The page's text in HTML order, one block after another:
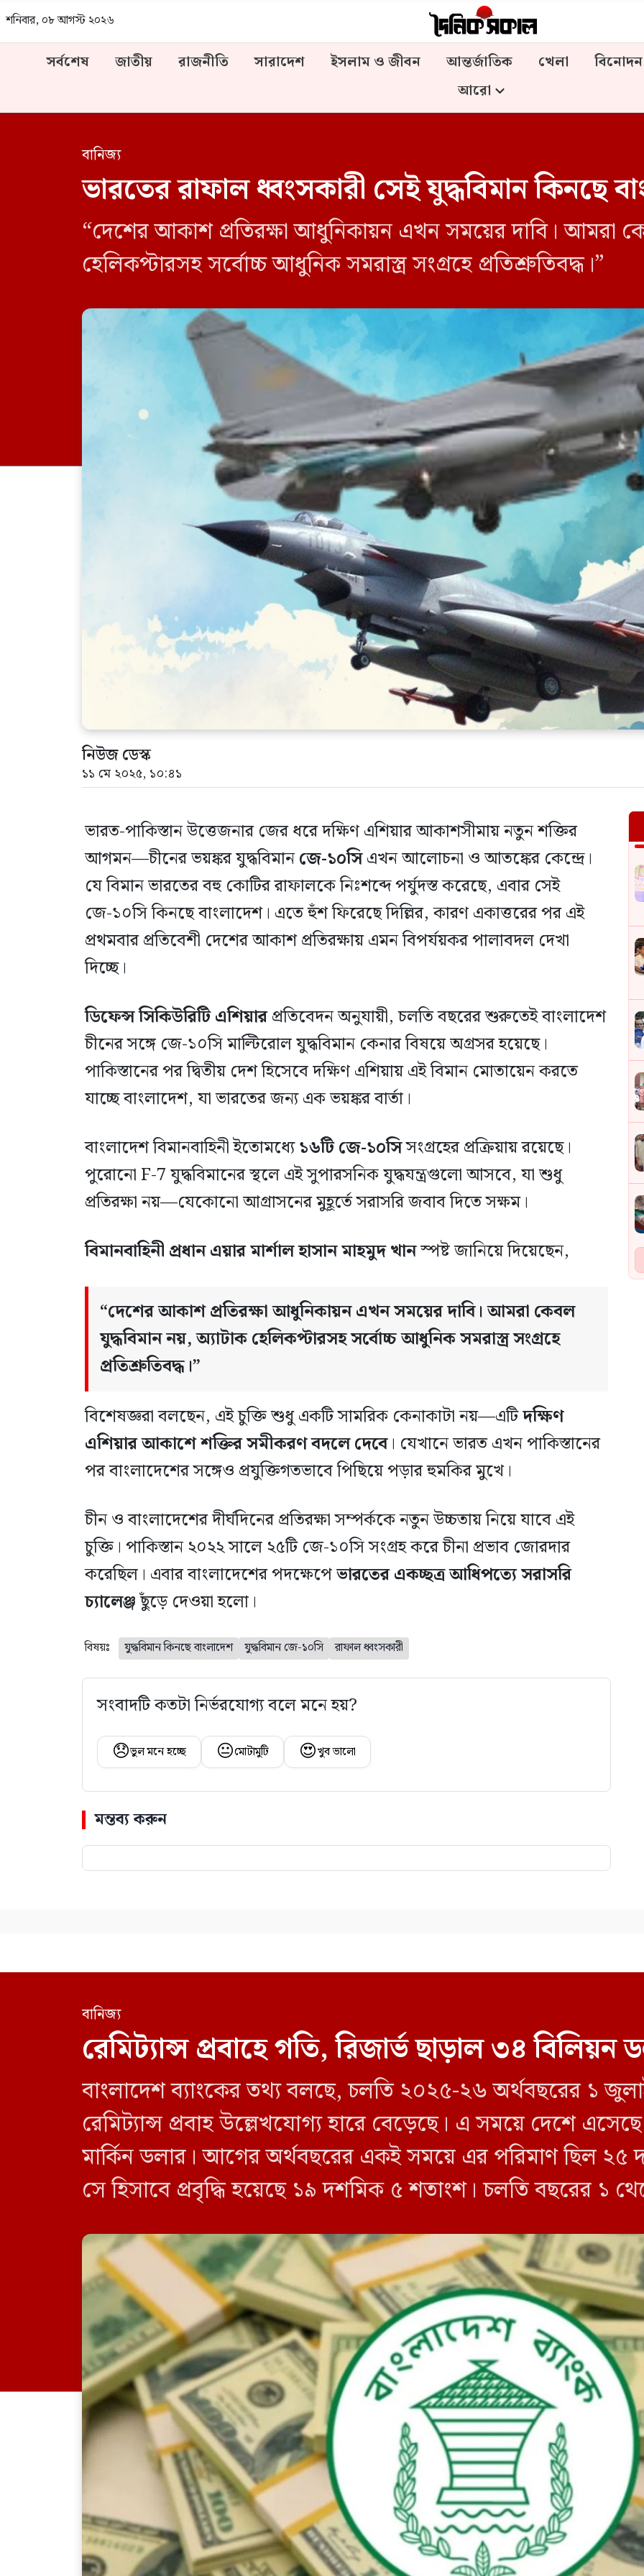
শনিবার, ০৮ আগস্ট ২০২৬
সর্বশেষ জাতীয় রাজনীতি সারাদেশ ইসলাম ও জীবন আন্তর্জাতিক খেলা বিনোদন
আরো
বানিজ্য
ভারতের রাফাল ধ্বংসকারী সেই যুদ্ধবিমান কিনছে
“দেশের আকাশ প্রতিরক্ষা আধুনিকায়ন এখন সময়ের দাবি। আমরা
হেলিকপ্টারসহ সর্বোচ্চ আধুনিক সমরাস্ত্র সংগ্রহে প্রতিশ্রুতিবদ্ধ।”
নিউজ ডেস্ক
১১ মে ২০২৫, ১০:৪১
ভারত-পাকিস্তান উত্তেজনার জের ধরে দক্ষিণ এশিয়ার আকাশসীমায় নতুন শক্তির
আগমন—চীনের ভয়ঙ্কর যুদ্ধবিমানজে-১০সিএখন আলোচনা ও আতঙ্কের কেন্দ্রে।
যে বিমান ভারতের বহু কোটির রাফালকে নিঃশব্দে পর্যুদস্ত করেছে, এবার সেই
জে-১০সি কিনছে বাংলাদেশ। এতে হুঁশ ফিরেছে দিল্লির, কারণ একাত্তরের পর এই
প্রথমবার প্রতিবেশী দেশের আকাশ প্রতিরক্ষায় এমন বিপর্যয়কর পালাবদল দেখা
দিচ্ছে।
ডিফেন্স সিকিউরিটি এশিয়ারপ্রতিবেদন অনুযায়ী, চলতি বছরের শুরুতেই বাংলাদেশ
চীনের সঙ্গে জে-১০সি মাল্টিরোল যুদ্ধবিমান কেনার বিষয়ে অগ্রসর হয়েছে।
পাকিস্তানের পর দ্বিতীয় দেশ হিসেবে দক্ষিণ এশিয়ায় এই বিমান মোতায়েন করতে
যাচ্ছে বাংলাদেশ, যা ভারতের জন্য এক ভয়ঙ্কর বার্তা।
বাংলাদেশ বিমানবাহিনী ইতোমধ্যে১৬টি জে-১০সিসংগ্রহের প্রক্রিয়ায় রয়েছে।
পুরোনো F-7 যুদ্ধবিমানের স্থলে এই সুপারসনিক যুদ্ধযন্ত্রগুলো আসবে, যা শুধু
প্রতিরক্ষা নয়—যেকোনো আগ্রাসনের মুহূর্তে সরাসরি জবাব দিতে সক্ষম।
বিমানবাহিনী প্রধান এয়ার মার্শাল হাসান মাহমুদ খানস্পষ্ট জানিয়ে দিয়েছেন,
“দেশের আকাশ প্রতিরক্ষা আধুনিকায়ন এখন সময়ের দাবি। আমরা কেবল
যুদ্ধবিমান নয়, অ্যাটাক হেলিকপ্টারসহ সর্বোচ্চ আধুনিক সমরাস্ত্র সংগ্রহে
প্রতিশ্রুতিবদ্ধ।”
বিশেষজ্ঞরা বলছেন, এই চুক্তি শুধু একটি সামরিক কেনাকাটা নয়—এটিদক্ষিণ
এশিয়ার আকাশে শক্তির সমীকরণ বদলে দেবে। যেখানে ভারত এখন পাকিস্তানের
পর বাংলাদেশের সঙ্গেও প্রযুক্তিগতভাবে পিছিয়ে পড়ার হুমকির মুখে।
চীন ও বাংলাদেশের দীর্ঘদিনের প্রতিরক্ষা সম্পর্ককে নতুন উচ্চতায় নিয়ে যাবে এই
চুক্তি। পাকিস্তান ২০২২ সালে ২৫টি জে-১০সি সংগ্রহ করে চীনা প্রভাব জোরদার
করেছিল। এবার বাংলাদেশের পদক্ষেপেভারতের একচ্ছত্র আধিপত্যে সরাসরি
চ্যালেঞ্জছুঁড়ে দেওয়া হলো।
বিষয়ঃ যুদ্ধবিমান কিনছে বাংলাদেশ যুদ্ধবিমান জে-১০সি রাফাল ধ্বংসকারী
সংবাদটি কতটা নির্ভরযোগ্য বলে মনে হয়?
😞ভুল মনে হচ্ছে 😐মোটামুটি 😍খুব ভালো
মন্তব্য করুন
বানিজ্য
রেমিট্যান্স প্রবাহে গতি, রিজার্ভ ছাড়াল ৩৪ বিলিয়ন
বাংলাদেশ ব্যাংকের তথ্য বলছে, চলতি ২০২৫-২৬ অর্থবছরের ১
রেমিট্যান্স প্রবাহ উল্লেখযোগ্য হারে বেড়েছে। এ সময়ে দেশে
মার্কিন ডলার। আগের অর্থবছরের একই সময়ে এর পরিমাণ ছিল ২৫
সে হিসাবে প্রবৃদ্ধি হয়েছে ১৯ দশমিক ৫ শতাংশ। চলতি বছরের ১